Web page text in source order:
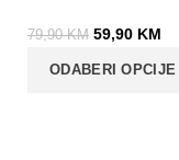
79,90KM 59,90 KM
ODABERI OPCIJE